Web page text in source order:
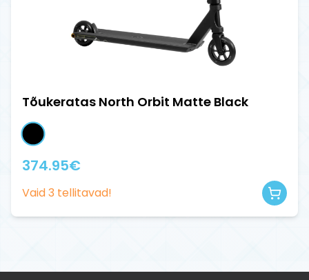
Tõukeratas North Orbit Matte Black
374.95€
Vaid3 tellitavad!